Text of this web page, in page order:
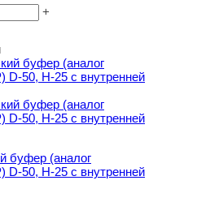
+
буфер (аналог K0573.05002555
буфер (аналог
D-50, H-25 с внутренней